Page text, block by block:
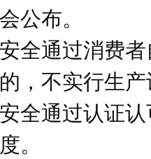
公布。
全通过消费
，不实行生
全通过认证
。